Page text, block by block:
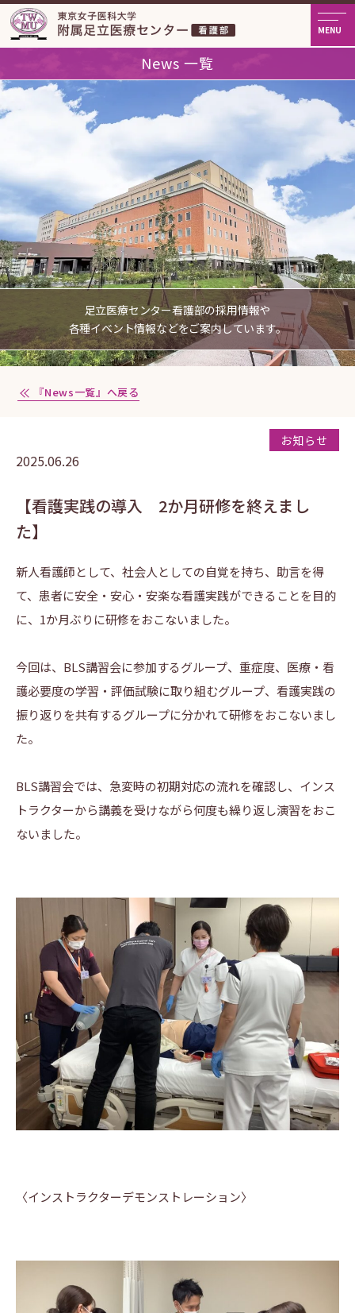
News 一覧
足立医療センター看護部の採用情報や
各種イベント情報などをご案内しています。
『News一覧』へ戻る
お知らせ
2025.06.26
【看護実践の導入 2か月研修を終えまし
た】
新人看護師として、社会人としての自覚を持ち、助言を得
て、患者に安全・安心・安楽な看護実践ができることを目的
に、1か月ぶりに研修をおこないました。
今回は、BLS講習会に参加するグループ、重症度、医療・看
護必要度の学習・評価試験に取り組むグループ、看護実践の
振り返りを共有するグループに分かれて研修をおこないまし
た。
BLS講習会では、急変時の初期対応の流れを確認し、インス
トラクターから講義を受けながら何度も繰り返し演習をおこ
ないました。
〈インストラクターデモンストレーション〉